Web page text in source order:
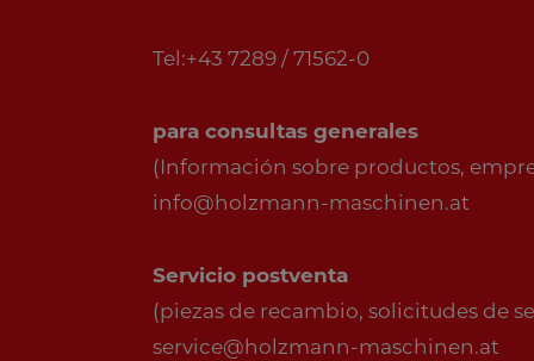
Tel:+43 7289 / 71562-0
para consultas generales
(Información sobre productos,
info@holzmann-maschinen.at
Servicio postventa
(piezas de recambio, solicitudes de
service@holzmann-maschinen.at